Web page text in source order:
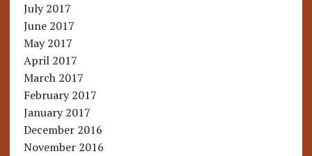
July 2017
June 2017
May 2017
April 2017
March 2017
February 2017
January 2017
December 2016
November 2016